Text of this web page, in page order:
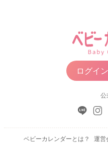
ログイ
公
ベビーカレンダーとは？ 運営